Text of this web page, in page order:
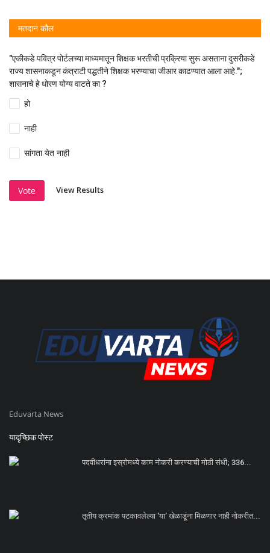
मतदान कौल
"एकीकडे पवित्र पोर्टलच्या माध्यमातून शिक्षक भरतीची प्रक्रिया सुरू असताना दुसरीकडे
राज्य शासनाकडून कंत्राटी पद्धतीने शिक्षक भरण्याचा जीआर काढण्यात आला आहे.";
शासनाचे हे धोरण योग्य वाटते का ?
हो
नाही
सांगता येत नाही
Vote View Results
Eduvarta News
यादृच्छिक पोस्ट
पदवीधरांना इस्रोमध्ये काम नोकरी करण्याची मोठी संधी; 336...
तृतीय क्रमांक पटकावलेल्या ‘या’ खेळाडूंना मिळणार नाही नोकरीत...